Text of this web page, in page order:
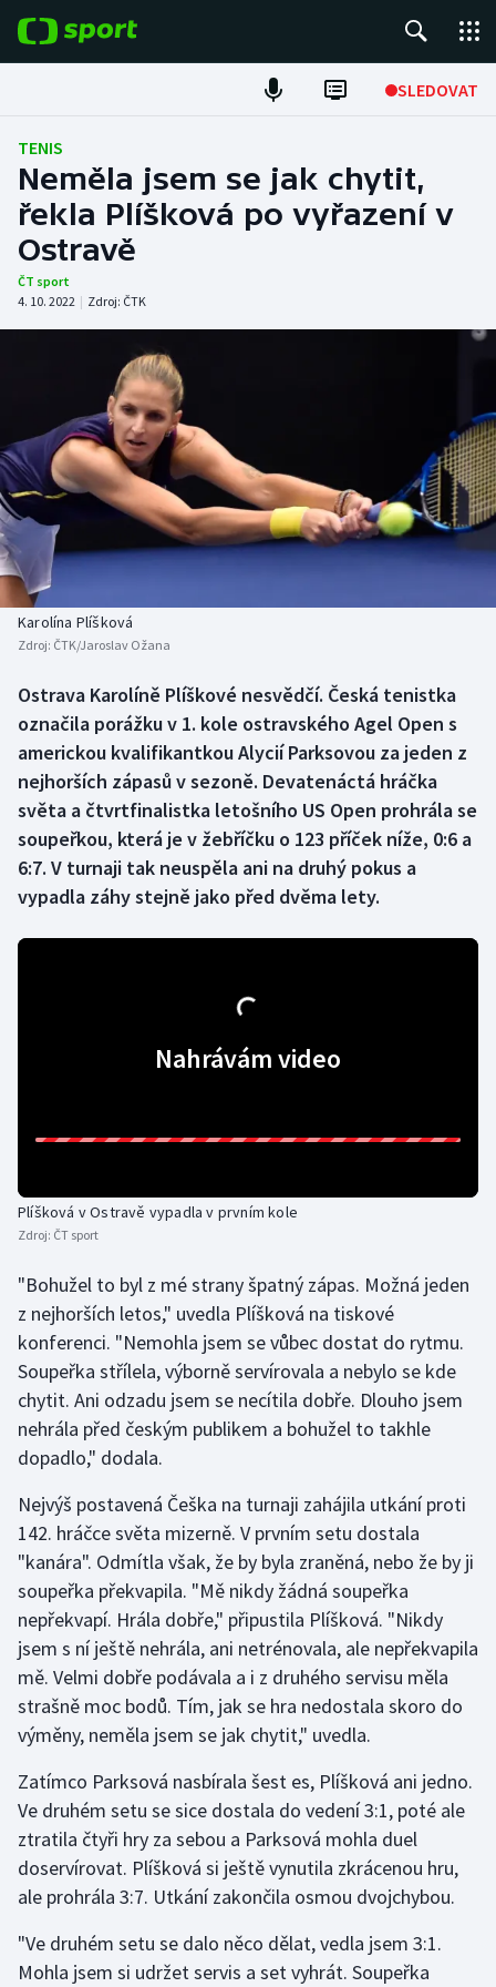
SLEDOVAT
Fotbal
Hokej
Tenis
Atletika
DALŠÍ SPORTY
Americký fotbal
Baseball a softbal
Basketbal
Biatlon
Box
Curling
Dostihy
Florbal
Futsal
Judo
Lezení
Lyže a snowboard
Moderní pětiboj
Motorsport
Olympijské hry
Parasport
Plavání
Plážový volejbal
Ragby
Rychlobruslení
Rychlostní kanoistika
Short track
Sportovní střelba
NEPŘEHLÉDNĚTE
Historické návraty
Aplikace ČT sport
TENIS
Neměla jsem se jak chytit,
řekla Plíšková po vyřazení v
Ostravě
ČT sport
4. 10. 2022 | Zdroj: ČTK
Karolína Plíšková
Zdroj: ČTK/Jaroslav Ožana
Ostrava Karolíně Plíškové nesvědčí. Česká tenistka
označila porážku v 1. kole ostravského Agel Open s
americkou kvalifikantkou Alycií Parksovou za jeden z
nejhorších zápasů v sezoně. Devatenáctá hráčka
světa a čtvrtfinalistka letošního US Open prohrála se
soupeřkou, která je v žebříčku o 123 příček níže, 0:6 a
6:7. V turnaji tak neuspěla ani na druhý pokus a
vypadla záhy stejně jako před dvěma lety.
Nahrávám video
Plíšková v Ostravě vypadla v prvním kole
Zdroj: ČT sport
"Bohužel to byl z mé strany špatný zápas. Možná jeden
z nejhorších letos," uvedla Plíšková na tiskové
konferenci. "Nemohla jsem se vůbec dostat do rytmu.
Soupeřka střílela, výborně servírovala a nebylo se kde
chytit. Ani odzadu jsem se necítila dobře. Dlouho jsem
nehrála před českým publikem a bohužel to takhle
dopadlo," dodala.
Nejvýš postavená Češka na turnaji zahájila utkání proti
142. hráčce světa mizerně. V prvním setu dostala
"kanára". Odmítla však, že by byla zraněná, nebo že by ji
soupeřka překvapila. "Mě nikdy žádná soupeřka
nepřekvapí. Hrála dobře," připustila Plíšková. "Nikdy
jsem s ní ještě nehrála, ani netrénovala, ale nepřekvapila
mě. Velmi dobře podávala a i z druhého servisu měla
strašně moc bodů. Tím, jak se hra nedostala skoro do
výměny, neměla jsem se jak chytit," uvedla.
Zatímco Parksová nasbírala šest es, Plíšková ani jedno.
Ve druhém setu se sice dostala do vedení 3:1, poté ale
ztratila čtyři hry za sebou a Parksová mohla duel
doservírovat. Plíšková si ještě vynutila zkrácenou hru,
ale prohrála 3:7. Utkání zakončila osmou dvojchybou.
"Ve druhém setu se dalo něco dělat, vedla jsem 3:1.
Mohla jsem si udržet servis a set vyhrát. Soupeřka